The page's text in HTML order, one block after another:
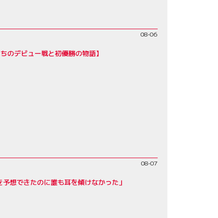
08-06
のデビュー戦と初優勝の物語】
08-07
想できたのに誰も耳を傾けなかった」